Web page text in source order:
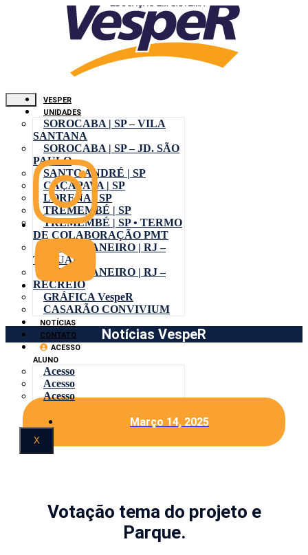
VESPER
UNIDADES
SOROCABA | SP – VILA
SANTANA
SOROCABA | SP – JD. SÃO
PAULO
SANTO ANDRÉ | SP
CAÇAPAVA | SP
LORENA | SP
TREMEMBÉ | SP
TREMEMBÉ | SP • TERMO
DE COLABORAÇÃO PMT
RIO DE JANEIRO | RJ –
TAQUARA
RIO DE JANEIRO | RJ –
RECREIO
GRÁFICA VespeR
CASARÃO CONVIVIUM
NOTÍCIAS
CONTATO
ACESSO
ALUNO
Acesso
Acesso
Acesso
X
Notícias VespeR
Março 14, 2025
Votação tema do projeto e
Parque.